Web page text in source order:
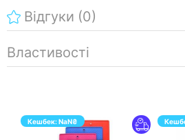
Відгуки (0)
Властивості
Кешбек:NaN₴